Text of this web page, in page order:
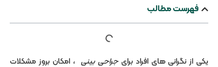
مطالب
های افراد برای جراحی بینی، امکان بروز مشکلات